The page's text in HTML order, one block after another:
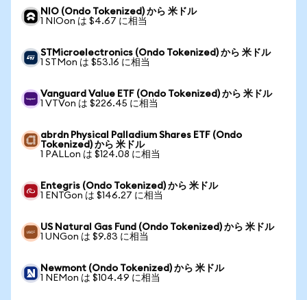
NIO (Ondo Tokenized) から 米ドル
1 NIOon は $4.67 に相当
STMicroelectronics (Ondo Tokenized) から 米ドル
1 STMon は $53.16 に相当
Vanguard Value ETF (Ondo Tokenized) から 米ドル
1 VTVon は $226.45 に相当
abrdn Physical Palladium Shares ETF (Ondo
Tokenized) から 米ドル
1 PALLon は $124.08 に相当
Entegris (Ondo Tokenized) から 米ドル
1 ENTGon は $146.27 に相当
US Natural Gas Fund (Ondo Tokenized) から 米ドル
1 UNGon は $9.83 に相当
Newmont (Ondo Tokenized) から 米ドル
1 NEMon は $104.49 に相当